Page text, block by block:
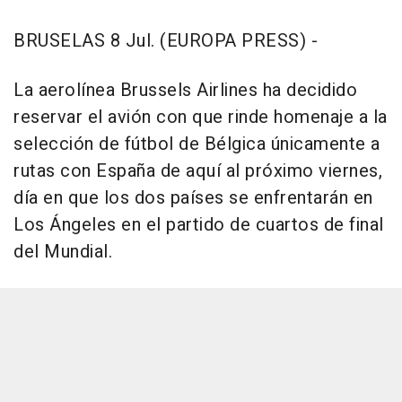
BRUSELAS 8 Jul. (EUROPA PRESS) -
La aerolínea Brussels Airlines ha decidido
reservar el avión con que rinde homenaje a la
selección de fútbol de Bélgica únicamente a
rutas con España de aquí al próximo viernes,
día en que los dos países se enfrentarán en
Los Ángeles en el partido de cuartos de final
del Mundial.